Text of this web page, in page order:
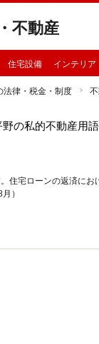
不動産
住宅設備 インテリア
法律・税金・制度
野の私的不動産用
住宅ローンの返済に
）